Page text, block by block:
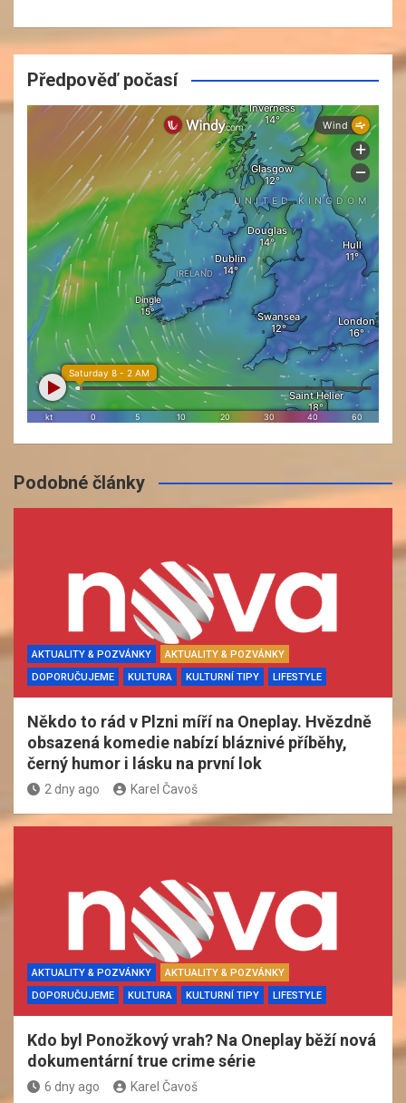
Předpověď počasí
Podobné články
AKTUALITY & POZVÁNKY
AKTUALITY & POZVÁNKY
DOPORUČUJEME
KULTURA KULTURNÍ TIPY LIFESTYLE
Někdo to rád v Plzni míří na Oneplay. Hvězdně
obsazená komedie nabízí bláznivé příběhy,
černý humor i lásku na první lok
2 dny ago Karel Čavoš
AKTUALITY & POZVÁNKY
AKTUALITY & POZVÁNKY
DOPORUČUJEME
KULTURA KULTURNÍ TIPY LIFESTYLE
Kdo byl Ponožkový vrah? Na Oneplay běží nová
dokumentární true crime série
6 dny ago Karel Čavoš